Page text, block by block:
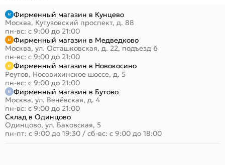
Фирменный магазин в Кунцево
Москва, Кутузовский проспект, д. 88
пн-вс: с 9:00 до 21:00
Фирменный магазин в Медведково
Москва, ул. Осташковская, д. 22, подъезд 6
пн-вс: с 9:00 до 21:00
Фирменный магазин в Новокосино
Реутов, Носовихинское шоссе, д. 5
пн-вс: с 9:00 до 21:00
Фирменный магазин в Бутово
Москва, ул. Венёвская, д. 4
пн-вс: с 9:00 до 21:00
Склад в Одинцово
Одинцово, ул. Баковская, 5
пн-пт: с 9:00 до 19:30 / сб-вс: с 9:00 до 18:00